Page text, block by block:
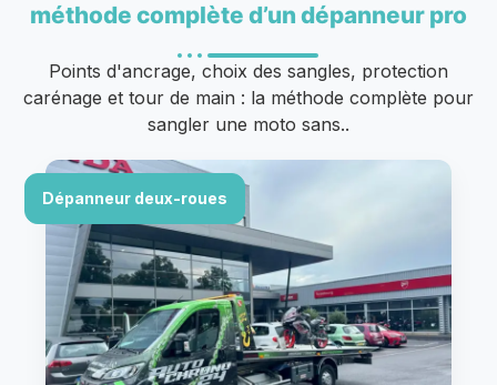
méthode complète d’un dépanneur pro
Points d'ancrage, choix des sangles, protection
carénage et tour de main : la méthode complète pour
sangler une moto sans..
Dépanneur deux-roues